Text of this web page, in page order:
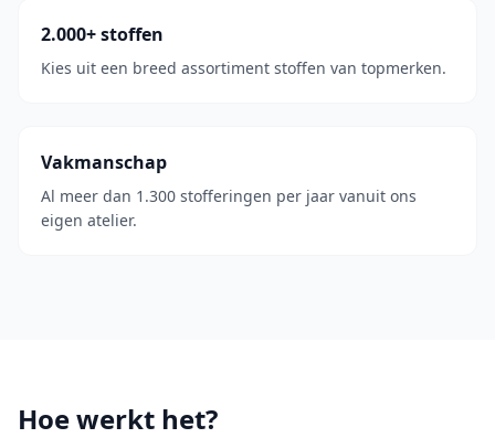
2.000+ stoffen
Kies uit een breed assortiment stoffen van topmerken.
Vakmanschap
Al meer dan 1.300 stofferingen per jaar vanuit ons
eigen atelier.
Hoe werkt het?